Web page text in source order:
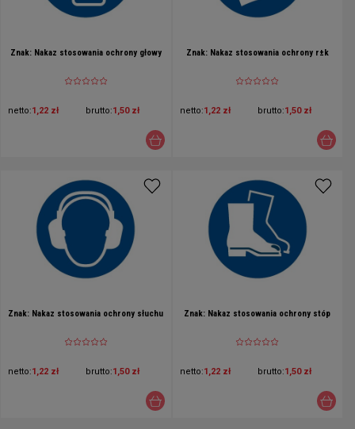
Znak: Nakaz stosowania ochrony głowy
netto:1,22 zł brutto:1,50 zł
Znak: Nakaz stosowania ochrony r±k
netto:1,22 zł brutto:1,50 zł
Znak: Nakaz stosowania ochrony słuchu
netto:1,22 zł brutto:1,50 zł
Znak: Nakaz stosowania ochrony stóp
netto:1,22 zł brutto:1,50 zł